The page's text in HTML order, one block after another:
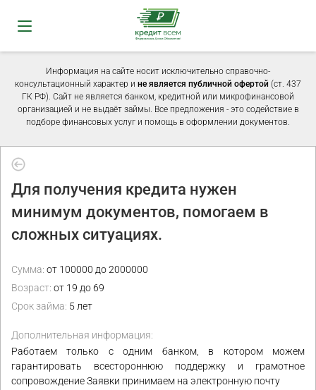
Информация на сайте носит исключительно справочно-
консультационный характер и не является публичной офертой (ст. 437
ГК РФ). Сайт не является банком, кредитной или микрофинансовой
организацией и не выдаёт займы. Все предложения - это содействие в
подборе финансовых услуг и помощь в оформлении документов.
Для получения кредита нужен
минимум документов, помогаем в
сложных ситуациях.
Сумма: от 100000 до 2000000
Возраст: от 19 до 69
Срок займа: 5 лет
Дополнительная информация:
Работаем только с одним банком, в котором можем
гарантировать всестороннюю поддержку и грамотное
сопровождение Заявки принимаем на электронную почту